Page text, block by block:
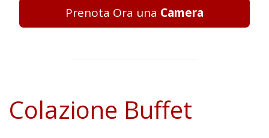
Prenota Ora una Camera
Colazione Buffet